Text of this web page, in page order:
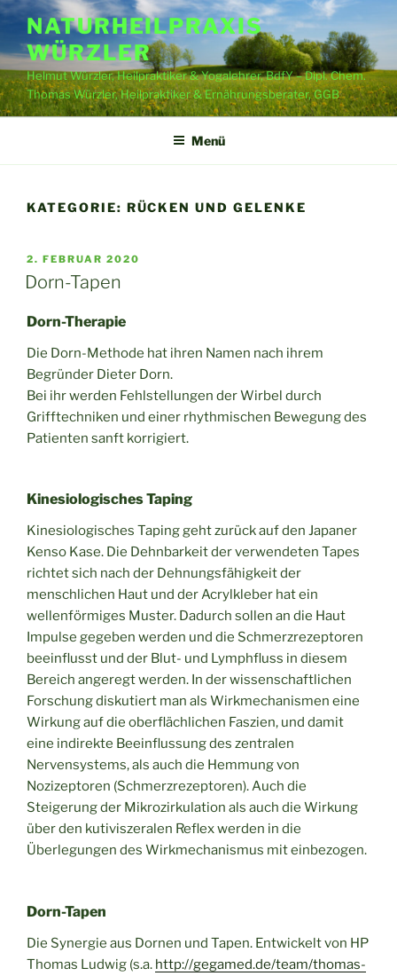
Zum
Inhalt
springen
NATURHEILPRAXIS
WÜRZLER
Helmut Würzler, Heilpraktiker & Yogalehrer, BdfY – Dipl. Chem.
Thomas Würzler, Heilpraktiker & Ernährungsberater, GGB
Menü
KATEGORIE: RÜCKEN UND GELENKE
VERÖFFENTLICHT
AM
2. FEBRUAR 2020
Dorn-Tapen
Dorn-Therapie
Die Dorn-Methode hat ihren Namen nach ihrem
Begründer Dieter Dorn.
Bei ihr werden Fehlstellungen der Wirbel durch
Grifftechniken und einer rhythmischen Bewegung des
Patienten sanft korrigiert.
Kinesiologisches Taping
Kinesiologisches Taping geht zurück auf den Japaner
Kenso Kase. Die Dehnbarkeit der verwendeten Tapes
richtet sich nach der Dehnungsfähigkeit der
menschlichen Haut und der Acrylkleber hat ein
wellenförmiges Muster. Dadurch sollen an die Haut
Impulse gegeben werden und die Schmerzrezeptoren
beeinflusst und der Blut- und Lymphfluss in diesem
Bereich angeregt werden. In der wissenschaftlichen
Forschung diskutiert man als Wirkmechanismen eine
Wirkung auf die oberflächlichen Faszien, und damit
eine indirekte Beeinflussung des zentralen
Nervensystems, als auch die Hemmung von
Nozizeptoren (Schmerzrezeptoren). Auch die
Steigerung der Mikrozirkulation als auch die Wirkung
über den kutiviszeralen Reflex werden in die
Überlegungen des Wirkmechanismus mit einbezogen.
Dorn-Tapen
Die Synergie aus Dornen und Tapen. Entwickelt von HP
Thomas Ludwig (s.a. http://gegamed.de/team/thomas-